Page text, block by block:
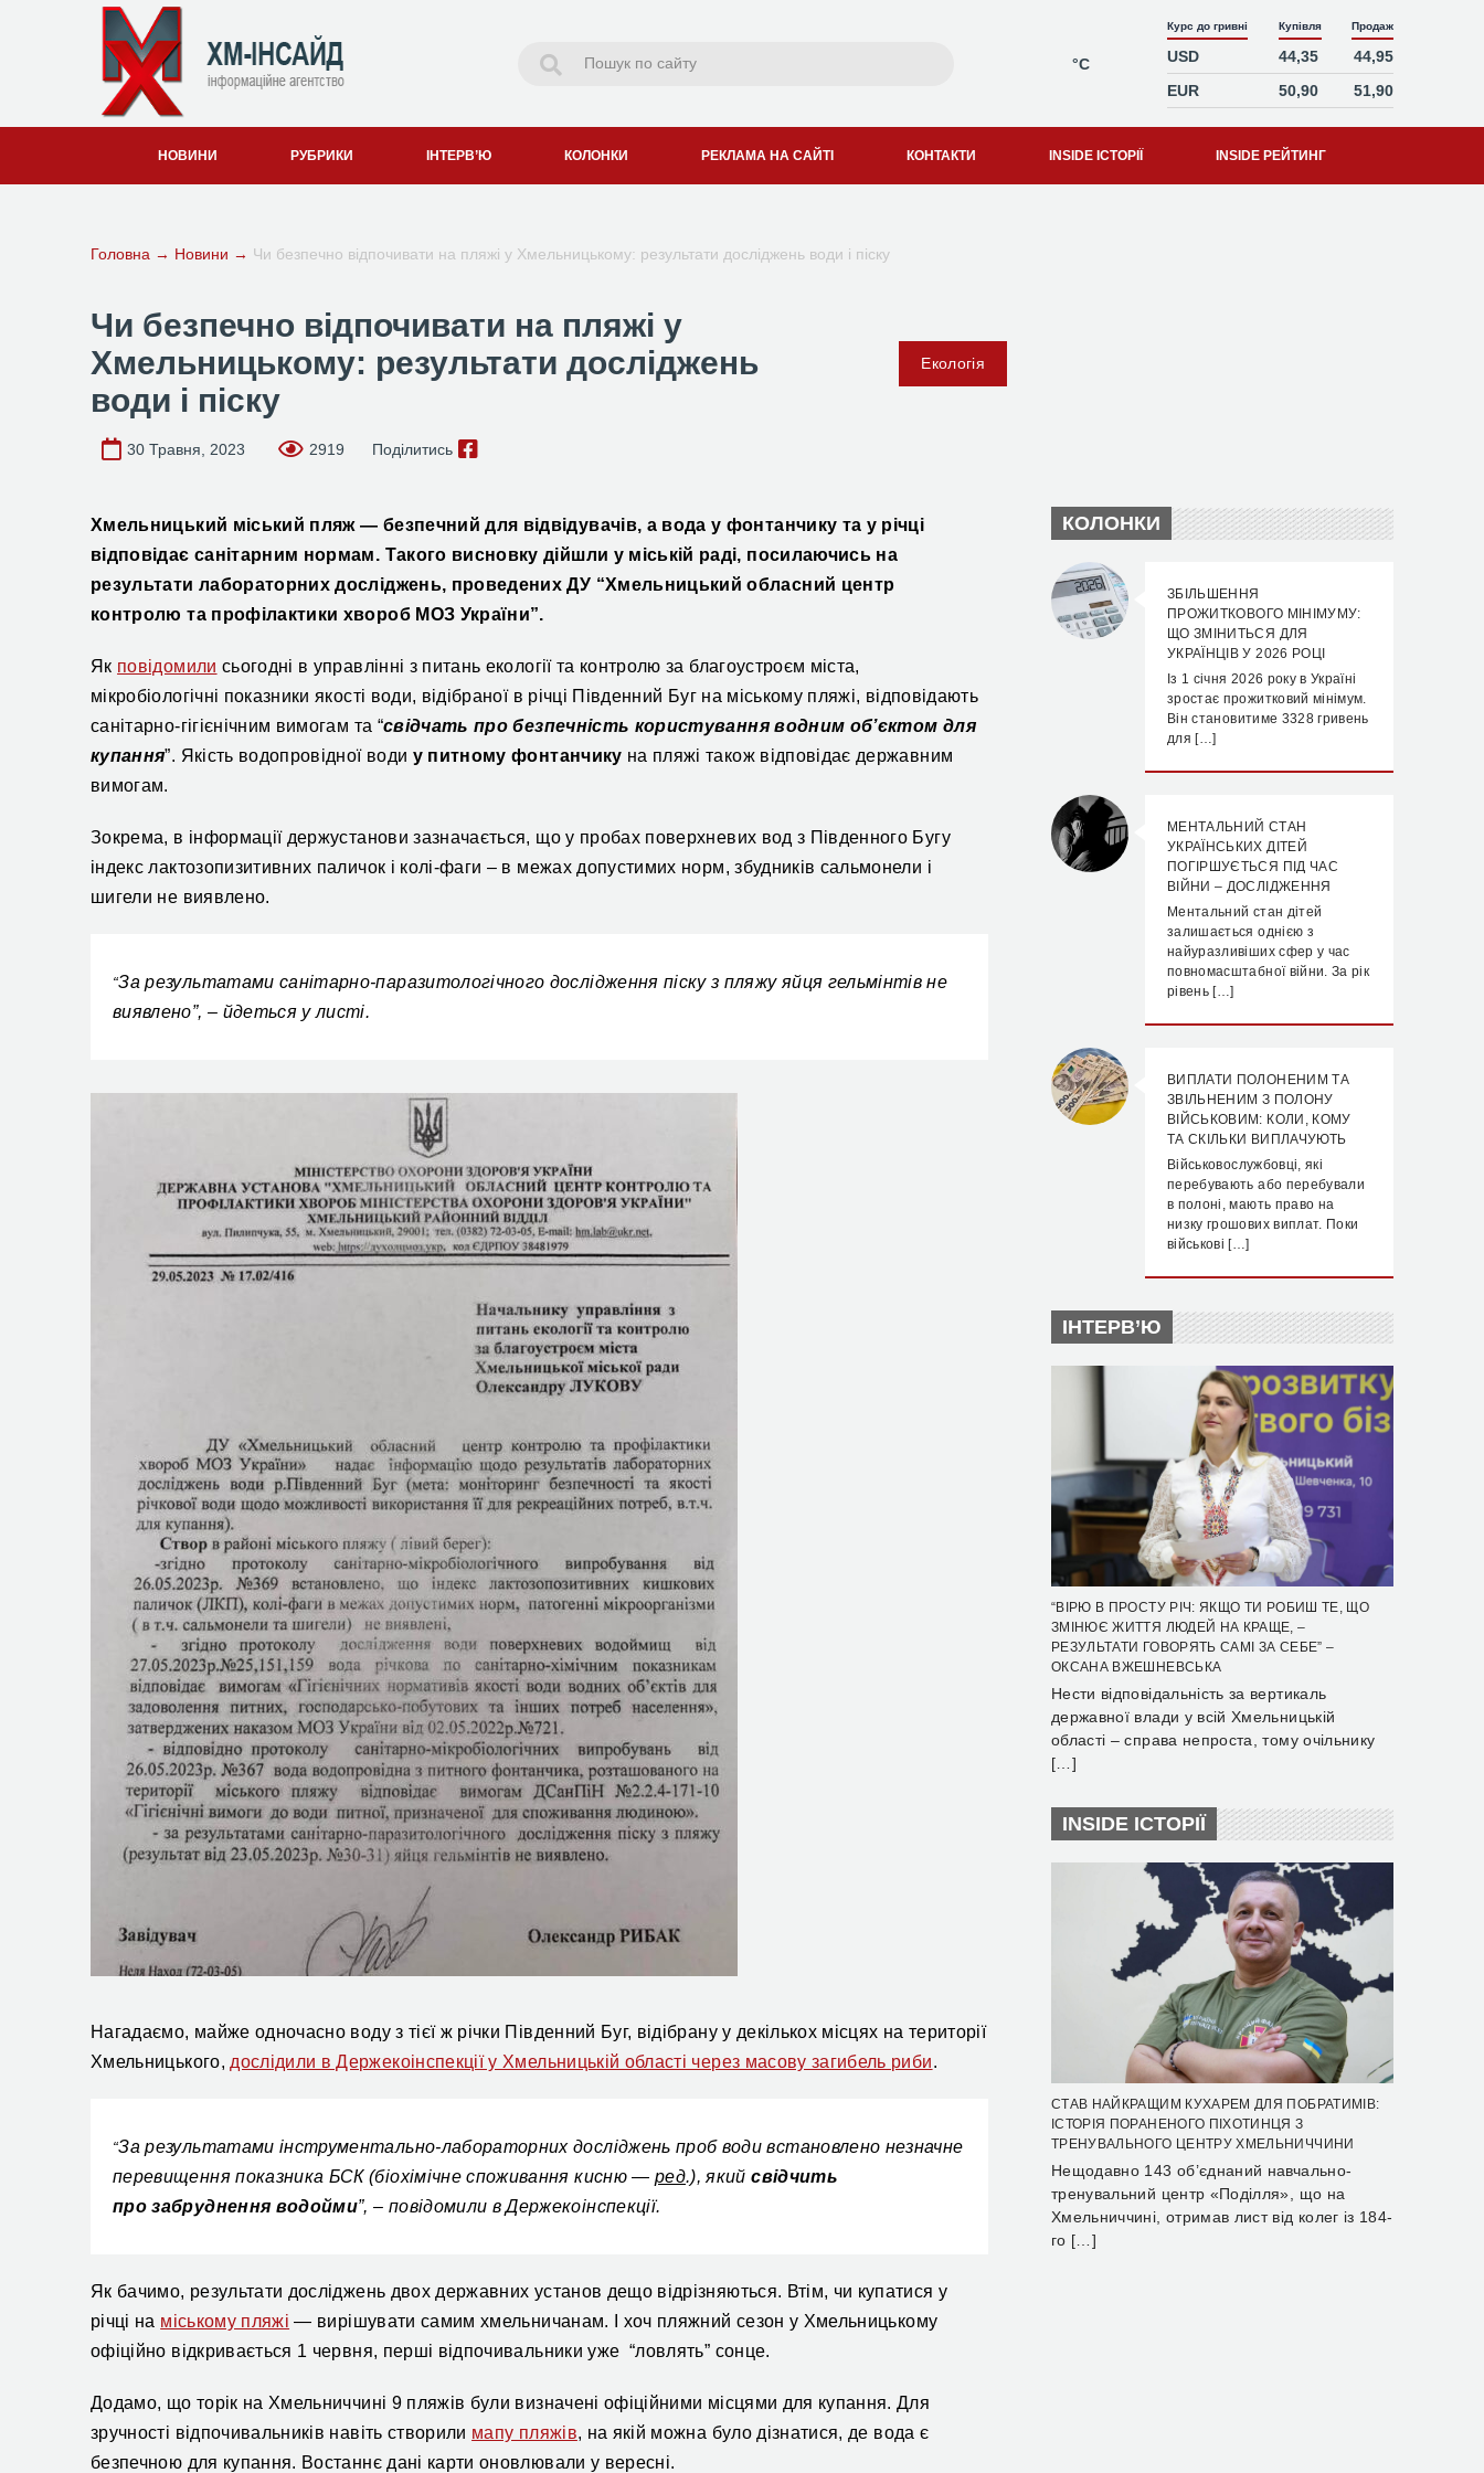
°C
Курс до гривні Купівля Продаж
USD 44,35
44,95
EUR
50,90 51,90
НОВИНИ РУБРИКИ ІНТЕРВ’Ю КОЛОНКИ РЕКЛАМА НА САЙТІ КОНТАКТИ INSIDE ІСТОРІЇ INSIDE РЕЙТИНГ
Головна → Новини → Чи безпечно відпочивати на пляжі у Хмельницькому: результати досліджень води і піску
Чи безпечно відпочивати на пляжі у
Хмельницькому: результати досліджень
води і піску
Екологія
30 Травня, 2023 2919 Поділитись
Хмельницький міський пляж — безпечний для відвідувачів, а вода у фонтанчику та у річці
відповідає санітарним нормам. Такого висновку дійшли у міській раді, посилаючись на
результати лабораторних досліджень, проведених ДУ “Хмельницькийобласний центр
контролю та профілактики хвороб МОЗ України”.
Як повідомили сьогодні в управлінні з питань екології та контролю за благоустроєм міста,
мікробіологічні показники якості води, відібраної в річці Південний Буг на міському пляжі, відповідають
санітарно-гігієнічним вимогам та “свідчать про безпечність користування водним об’єктом для
купання”. Якість водопровідної води у питному фонтанчику на пляжі також відповідає державним
вимогам.
Зокрема, в інформації держустанови зазначається, що у пробах поверхневих вод з Південного Бугу
індекс лактозопизитивних паличок і колі-фаги – в межах допустимих норм, збудників сальмонели і
шигели не виявлено.
“За результатами санітарно-паразитологічного дослідження піску з пляжу яйця гельмінтів не
виявлено”, – йдеться у листі.
Нагадаємо, майже одночасно воду з тієї ж річки Південний Буг, відібрану у декількох місцях на території
Хмельницького, дослідили в Держекоінспекції у Хмельницькій області через масову загибель риби.
“За результатами інструментально-лабораторних досліджень проб води встановлено незначне
перевищення показника БСК (біохімічне споживання кисню — ред.), якийсвідчить
про забруднення водойми”, – повідомили в Держекоінспекції.
Як бачимо, результати досліджень двох державних установ дещо відрізняються. Втім, чи купатися у
річці на міському пляжі — вирішувати самим хмельничанам. І хоч пляжний сезон у Хмельницькому
офіційно відкривається 1 червня, перші відпочивальники уже “ловлять” сонце.
Додамо, що торік на Хмельниччині 9 пляжів були визначені офіційними місцями для купання. Для
зручності відпочивальників навіть створили мапу пляжів, на якій можна було дізнатися, де вода є
безпечною для купання. Востаннє дані карти оновлювали у вересні.
КОЛОНКИ
ЗБІЛЬШЕННЯ
ПРОЖИТКОВОГО МІНІМУМУ:
ЩО ЗМІНИТЬСЯ ДЛЯ
УКРАЇНЦІВ У 2026 РОЦІ
Із 1 січня 2026 року в Україні
зростає прожитковий мінімум.
Він становитиме 3328 гривень
для […]
МЕНТАЛЬНИЙ СТАН
УКРАЇНСЬКИХ ДІТЕЙ
ПОГІРШУЄТЬСЯ ПІД ЧАС
ВІЙНИ – ДОСЛІДЖЕННЯ
Ментальний стан дітей
залишається однією з
найуразливіших сфер у час
повномасштабної війни. За рік
рівень […]
ВИПЛАТИ ПОЛОНЕНИМ ТА
ЗВІЛЬНЕНИМ З ПОЛОНУ
ВІЙСЬКОВИМ: КОЛИ, КОМУ
ТА СКІЛЬКИ ВИПЛАЧУЮТЬ
Військовослужбовці, які
перебувають або перебували
в полоні, мають право на
низку грошових виплат. Поки
військові […]
ІНТЕРВ’Ю
“ВІРЮ В ПРОСТУ РІЧ: ЯКЩО ТИ РОБИШ ТЕ, ЩО
ЗМІНЮЄ ЖИТТЯ ЛЮДЕЙ НА КРАЩЕ, –
РЕЗУЛЬТАТИ ГОВОРЯТЬ САМІ ЗА СЕБЕ” –
ОКСАНА ВЖЕШНЕВСЬКА
Нести відповідальність за вертикаль
державної влади у всій Хмельницькій
області – справа непроста, тому очільнику
[…]
INSIDE ІСТОРІЇ
СТАВ НАЙКРАЩИМ КУХАРЕМ ДЛЯ ПОБРАТИМІВ:
ІСТОРІЯ ПОРАНЕНОГО ПІХОТИНЦЯ З
ТРЕНУВАЛЬНОГО ЦЕНТРУ ХМЕЛЬНИЧЧИНИ
Нещодавно 143 об’єднаний навчально-
тренувальний центр «Поділля», що на
Хмельниччині, отримав лист від колег із 184-
го […]